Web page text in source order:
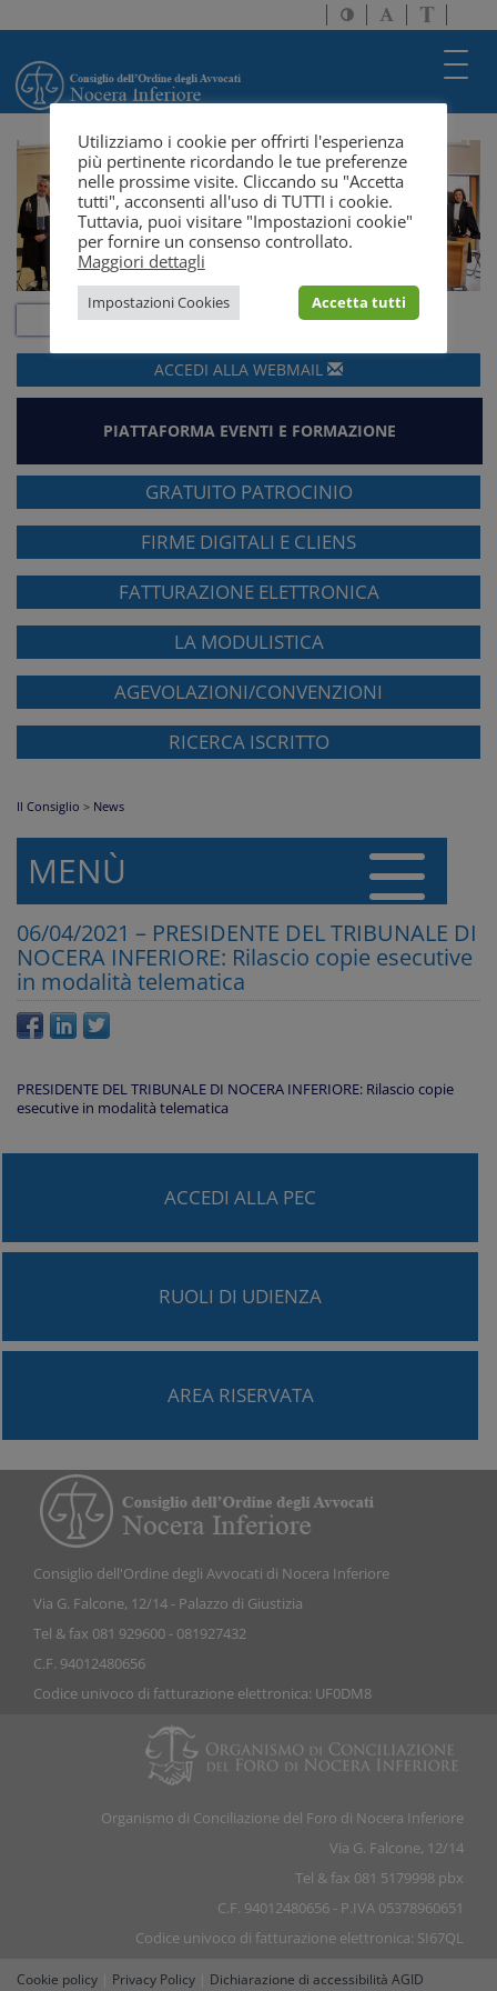
Attiva/disattiva
alto
Attiva/
dimensione
a
solo
ACCEDI ALLA WEBMAIL
PIATTAFORMA EVENTI E FORMAZIONE
GRATUITO PATROCINIO
FIRME DIGITALI E CLIENS
FATTURAZIONE ELETTRONICA
LA MODULISTICA
AGEVOLAZIONI/CONVENZIONI
RICERCA ISCRITTO
Il Consiglio > News
MENÙ
06/04/2021 – PRESIDENTE DEL TRIBUNALE DI
NOCERA INFERIORE: Rilascio copie esecutive
in modalità telematica
PRESIDENTE DEL TRIBUNALE DI NOCERA INFERIORE: Rilascio copie
esecutive in modalità telematica
ACCEDI ALLA PEC
RUOLI DI UDIENZA
AREA RISERVATA
Consiglio dell'Ordine degli Avvocati di Nocera Inferiore
Via G. Falcone, 12/14 - Palazzo di Giustizia
Tel & fax 081 929600 - 081927432
C.F. 94012480656
Codice univoco di fatturazione elettronica: UF0DM8
Organismo di Conciliazione del Foro di Nocera Inferiore
Via G. Falcone, 12/14
Tel & fax 081 5179998 pbx
C.F. 94012480656 - P.IVA 05378960651
Codice univoco di fatturazione elettronica: SI67QL
Cookie policy Privacy Policy Dichiarazione di accessibilità AGID
Utilizziamo i cookie per offrirti l'esperienza
più pertinente ricordando le tue preferenze
nelle prossime visite. Cliccando su "Accetta
tutti", acconsenti all'uso di TUTTI i cookie.
Tuttavia, puoi visitare "Impostazioni cookie"
per fornire un consenso controllato.
Maggiori dettagli
Impostazioni Cookies Accetta tutti